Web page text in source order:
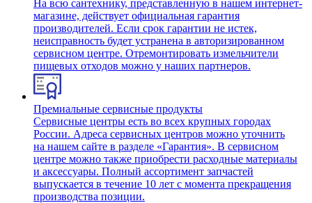
На всю сантехнику, представленную в нашем интернет-
магазине, действует официальная гарантия
производителей. Если срок гарантии не истек,
неисправность будет устранена в авторизированном
сервисном центре. Отремонтировать измельчители
пищевых отходов можно у наших партнеров.
Премиальные сервисные продукты
Сервисные центры есть во всех крупных городах
России. Адреса сервисных центров можно уточнить
на нашем сайте в разделе «Гарантия». В сервисном
центре можно также приобрести расходные материалы
и аксессуары. Полный ассортимент запчастей
выпускается в течение 10 лет с момента прекращения
производства позиции.